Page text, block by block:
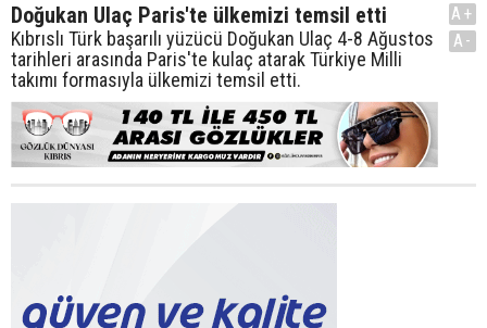
Doğukan Ulaç Paris'te ülkemizi temsil etti
Kıbrıslı Türk başarılı yüzücü Doğukan Ulaç 4-8 Ağustos
tarihleri arasında Paris'te kulaç atarak Türkiye Milli
takımı formasıyla ülkemizi temsil etti.
A+
A-